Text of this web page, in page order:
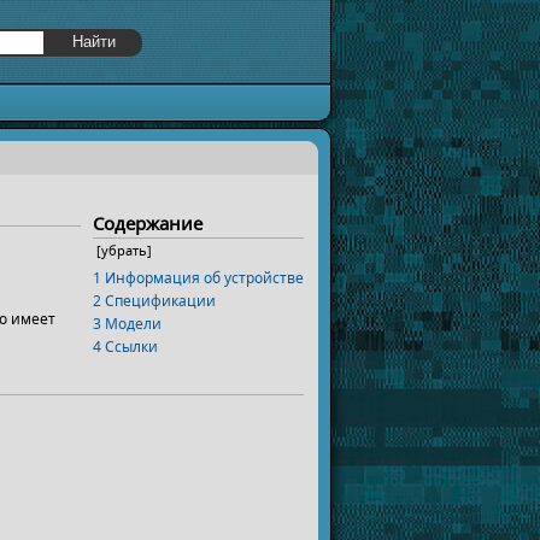
Содержание
[убрать]
1 Информация об устройстве
2Спецификации
3 Модели
4Ссылки
имеет